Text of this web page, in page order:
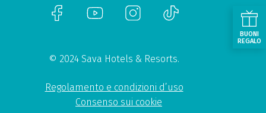
© 2024 Sava Hotels & Resorts.
Regolamento e condizioni d’uso
Consenso sui cookie
BUONI
REGALO